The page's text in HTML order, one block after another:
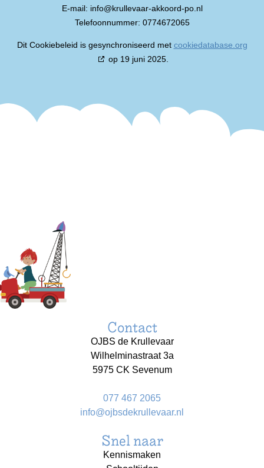
E-mail: info@krullevaar-akkoord-po.nl
Telefoonnummer: 0774672065
Dit Cookiebeleid is gesynchroniseerd met cookiedatabase.org
op 19 juni 2025.
Contact
OJBS de Krullevaar
Wilhelminastraat 3a
5975 CK Sevenum
077 467 2065
info@ojbsdekrullevaar.nl
Snel naar
Kennismaken